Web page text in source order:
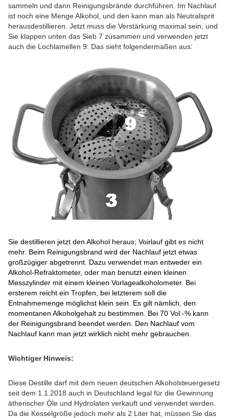
sammeln und dann Reinigungsbrände durchführen. Im Nachlauf
ist noch eine Menge Alkohol, und den kann man als Neutralsprit
herausdestillieren. Jetzt muss die Verstärkung maximal sein, und
Sie klappen unten das Sieb 7 zusammen und verwenden jetzt
auch die Lochlamellen 9. Das sieht folgendermaßen aus:
Sie destillieren jetzt den Alkohol heraus; Voirlauf gibt es nicht
mehr. Beim Reinigungsbrand wird der Nachlauf jetzt etwas
großzügiger abgetrennt. Dazu verwendet man entweder ein
Alkohol-Refraktometer, oder man benutzt einen kleinen
Messzylinder mit einem kleinen Vorlagealkoholometer. Bei
ersterem reicht ein Tropfen, bei letzterem soll die
Entnahmemenge möglichst klein sein. Es gilt nämlich, den
momentanen Alkoholgehalt zu bestimmen. Bei 70 Vol.-% kann
der Reinigungsbrand beendet werden. Den Nachlauf vom
Nachlauf kann man jetzt wirklich nicht mehr gebrauchen.
Wichtiger Hinweis:
Diese Destille darf mit dem neuen deutschen Alkoholsteuergesetz
seit dem 1.1.2018 auch in Deutschland legal für die Gewinnung
ätherischer Öle und Hydrolaten verkauft und verwendet werden.
Da die Kesselgröße jedoch mehr als 2 Liter hat, müssen Sie das